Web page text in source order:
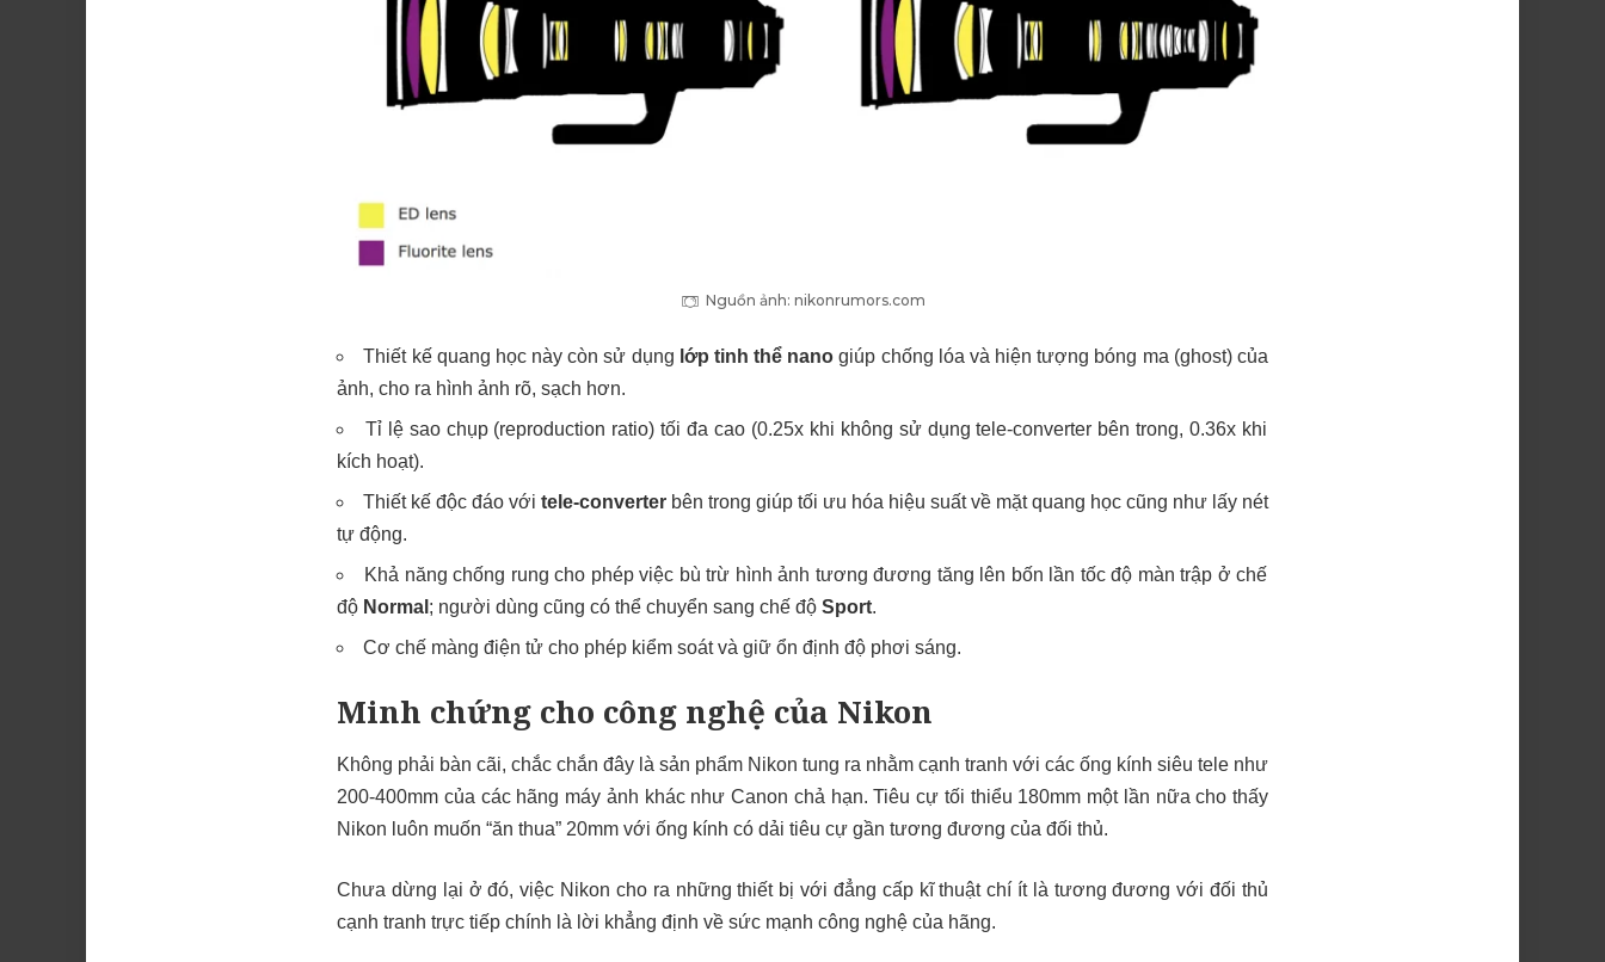
Nguồn ảnh: nikonrumors.com
Thiết kế quang học này còn sử dụng lớp tinh thể nano giúp chống lóa và hiện tượng bóng ma (ghost) của
ảnh, cho ra hình ảnh rõ, sạch hơn.
Tỉ lệ sao chụp (reproduction ratio) tối đa cao (0.25x khi không sử dụng tele-converter bên trong, 0.36x khi
kích hoạt).
Thiết kế độc đáo với tele-converter bên trong giúp tối ưu hóa hiệu suất về mặt quang học cũng như lấy nét
tự động.
Khả năng chống rung cho phép việc bù trừ hình ảnh tương đương tăng lên bốn lần tốc độ màn trập ở chế
độ Normal ; người dùng cũng có thể chuyển sang chế độ Sport.
Cơ chế màng điện tử cho phép kiểm soát và giữ ổn định độ phơi sáng.
Minh chứng cho công nghệ của Nikon
Không phải bàn cãi, chắc chắn đây là sản phẩm Nikon tung ra nhằm cạnh tranh với các ống kính siêu tele như
200-400mm của các hãng máy ảnh khác như Canon chả hạn. Tiêu cự tối thiểu 180mm một lần nữa cho thấy
Nikon luôn muốn “ăn thua” 20mm với ống kính có dải tiêu cự gần tương đương của đối thủ.
Chưa dừng lại ở đó, việc Nikon cho ra những thiết bị với đẳng cấp kĩ thuật chí ít là tương đương với đối thủ
cạnh tranh trực tiếp chính là lời khẳng định về sức mạnh công nghệ của hãng.